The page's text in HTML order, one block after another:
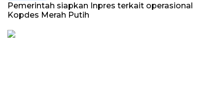
Pemerintah siapkan Inpres terkait operasional
Kopdes Merah Putih
English News
#CEOMind